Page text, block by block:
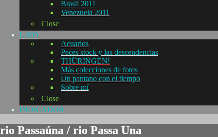
Brasil 2011
Venezuela 2011
Close
L-KO
Acuarios
Peces stock y las descendencias
THÜRINGEN!
Más colecciones de fotos
Un pantano con el tiempo
Sobre mí
Close
INDICADOR
rio Passaúna / rio Passa Una